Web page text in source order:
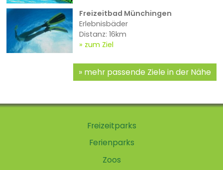
Freizeitbad Münchingen
Erlebnisbäder
Distanz: 16km
zum Ziel
mehr passende Ziele in der Nähe
Freizeitparks
Ferienparks
Zoos